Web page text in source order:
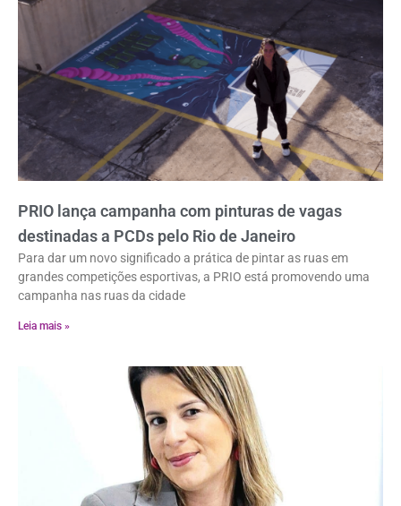
PRIO lança campanha com pinturas de vagas
destinadas a PCDs pelo Rio de Janeiro
Para dar um novo significado a prática de pintar as ruas em
grandes competições esportivas, a PRIO está promovendo uma
campanha nas ruas da cidade
Leia mais »